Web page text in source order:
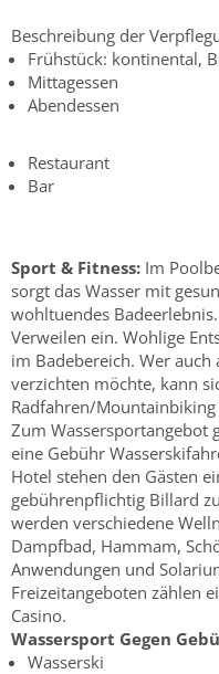
Beschreibung der
Frühstück: kontinental,
Mittagessen
Abendessen
Restaurant
Bar
Sport & Fitness: Im
sorgt das Wasser mit
wohltuendes
Verweilen ein. Wohlige
im Badebereich. Wer
verzichten möchte, kann
Radfahren/
Zum Wassersportangebot
eine Gebühr
Hotel stehen den Gästen
gebührenpflichtig Billard
werden verschiedene
Dampfbad, Hammam,
Anwendungen und
Freizeitangeboten zählen
Casino.
Wassersport Gegen
Wasserski